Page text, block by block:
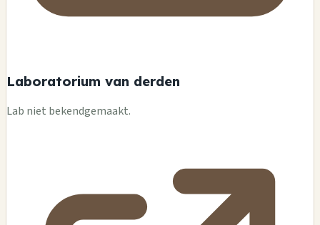
Laboratorium van derden
Lab niet bekendgemaakt.